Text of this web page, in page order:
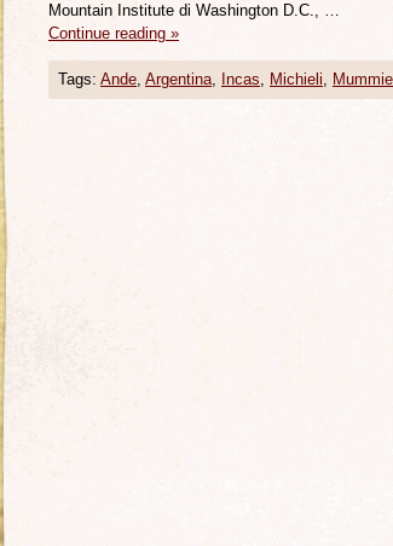
Mountain Institute di Washington D.C., …
Continue reading »
Tags: Ande, Argentina, Incas, Michieli, Mummie